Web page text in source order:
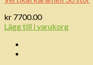
kr 7700.00
Lägg till i varukorg